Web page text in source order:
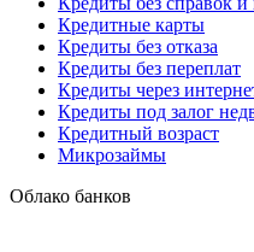
Кредитные карты
Кредиты без отказа
Кредиты без переплат
Кредиты через
Кредиты под залог
Кредитный возраст
Микрозаймы
Облако банков